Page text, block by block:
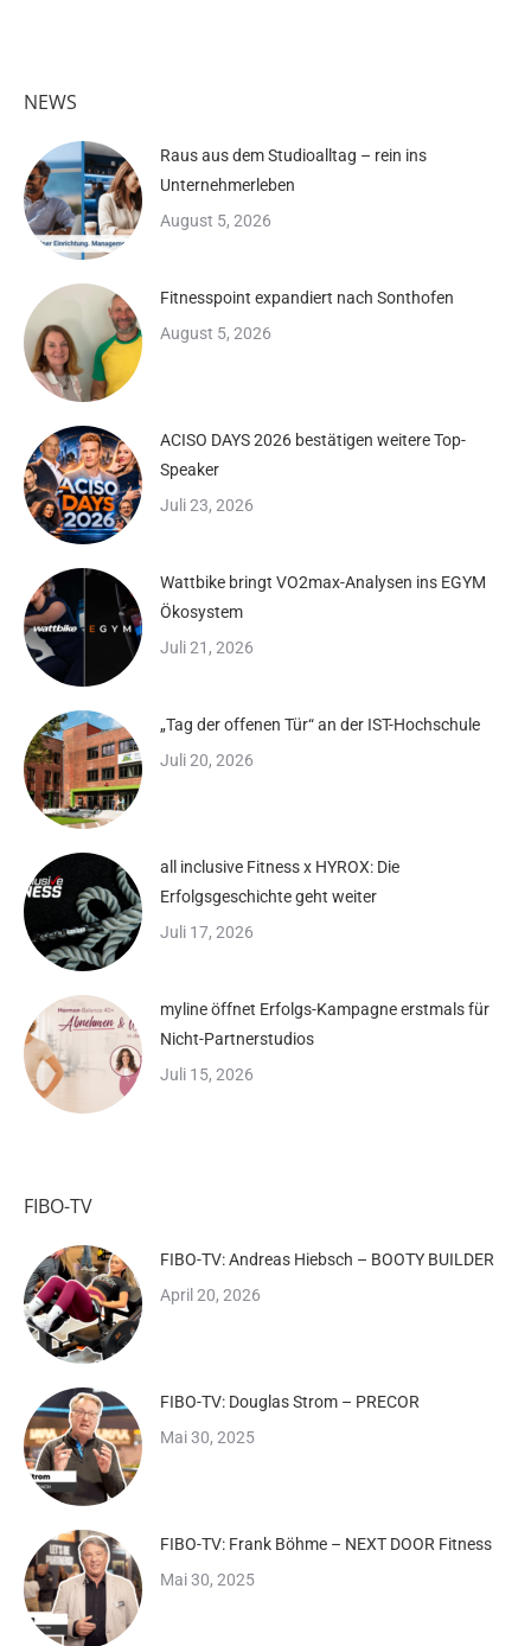
NEWS
Raus aus dem Studioalltag – rein ins
Unternehmerleben
August 5, 2026
Fitnesspoint expandiert nach Sonthofen
August 5, 2026
ACISO DAYS 2026 bestätigen weitere Top-
Speaker
Juli 23, 2026
Wattbike bringt VO2max-Analysen ins EGYM
Ökosystem
Juli 21, 2026
„Tag der offenen Tür“ an der IST-Hochschule
Juli 20, 2026
all inclusive Fitness x HYROX: Die
Erfolgsgeschichte geht weiter
Juli 17, 2026
myline öffnet Erfolgs-Kampagne erstmals für
Nicht-Partnerstudios
Juli 15, 2026
FIBO-TV
FIBO-TV: Andreas Hiebsch – BOOTY BUILDER
April 20, 2026
FIBO-TV: Douglas Strom – PRECOR
Mai 30, 2025
FIBO-TV: Frank Böhme – NEXT DOOR Fitness
Mai 30, 2025